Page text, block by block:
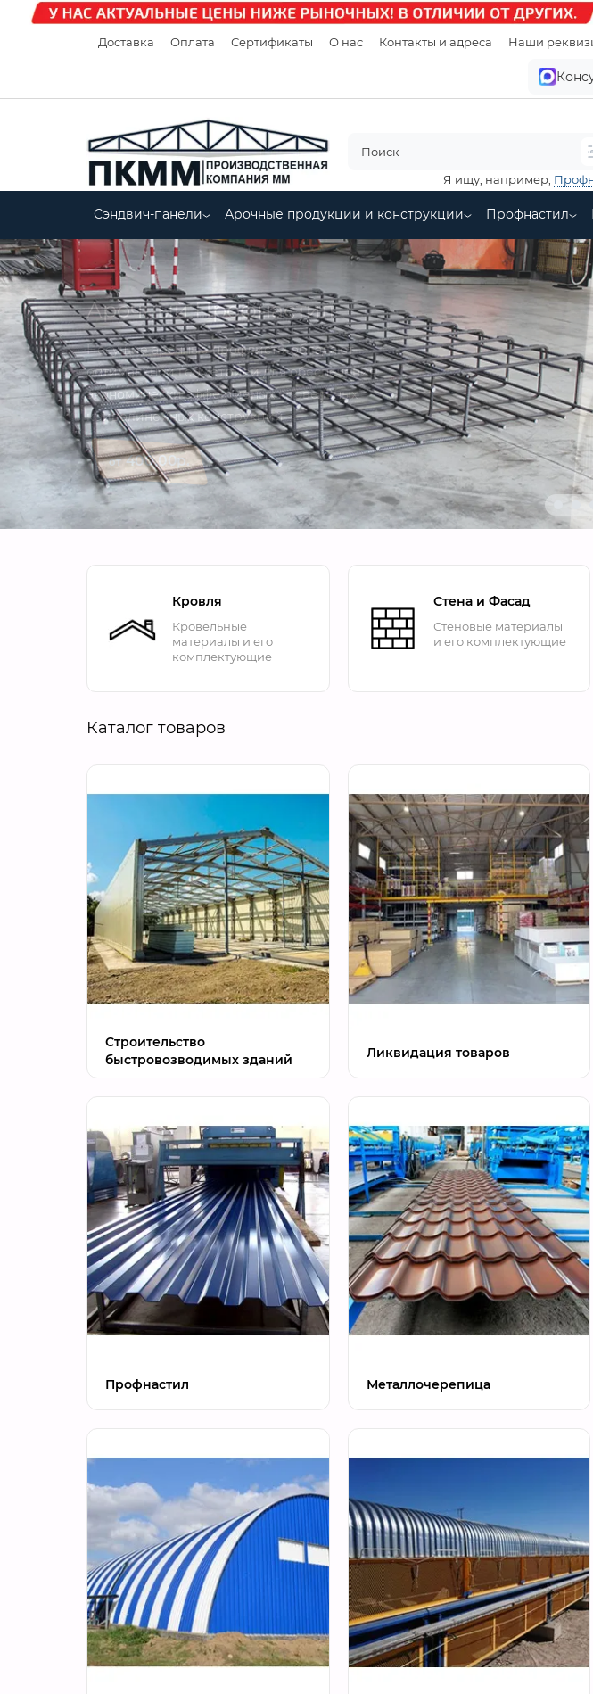
Доставка Оплата Сертификаты О нас Контакты и адреса Наши
Я ищу, например,
Сэндвич-панели Арочные продукции и конструкции Профнастил
Кровля
Кровельные
материалы и его
комплектующие
Стена и Фасад
Стеновые материалы
и его комплектующие
Каталог товаров
Строительство
быстровозводимых зданий
Ликвидация товаров
Профнастил Металлочерепица